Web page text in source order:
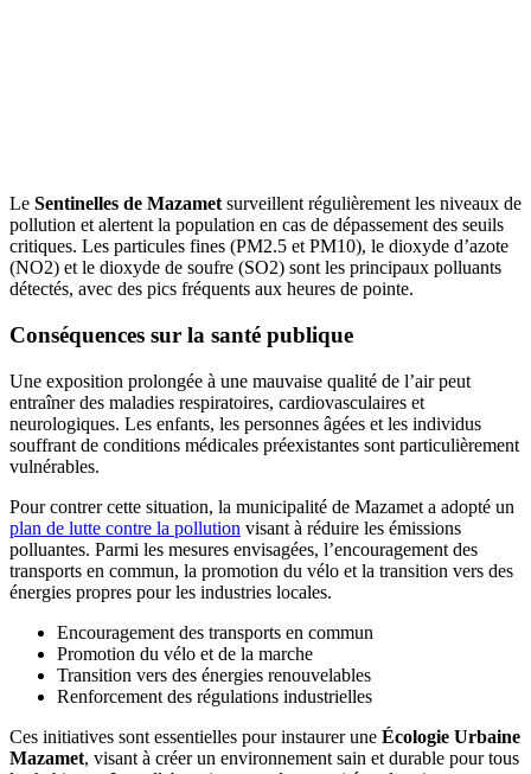
Le Sentinelles de Mazamet surveillent régulièrement les niveaux de
pollution et alertent la population en cas de dépassement des seuils
critiques. Les particules fines (PM2.5 et PM10), le dioxyde d’azote
(NO2) et le dioxyde de soufre (SO2) sont les principaux polluants
détectés, avec des pics fréquents aux heures de pointe.
Conséquences sur la santé publique
Une exposition prolongée à une mauvaise qualité de l’air peut
entraîner des maladies respiratoires, cardiovasculaires et
neurologiques. Les enfants, les personnes âgées et les individus
souffrant de conditions médicales préexistantes sont particulièrement
vulnérables.
Pour contrer cette situation, la municipalité de Mazamet a adopté un
plan de lutte contre la pollution visant à réduire les émissions
polluantes. Parmi les mesures envisagées, l’encouragement des
transports en commun, la promotion du vélo et la transition vers des
énergies propres pour les industries locales.
Encouragement des transports en commun
Promotion du vélo et de la marche
Transition vers des énergies renouvelables
Renforcement des régulations industrielles
Ces initiatives sont essentielles pour instaurer une Écologie Urbaine
Mazamet, visant à créer un environnement sain et durable pour tous